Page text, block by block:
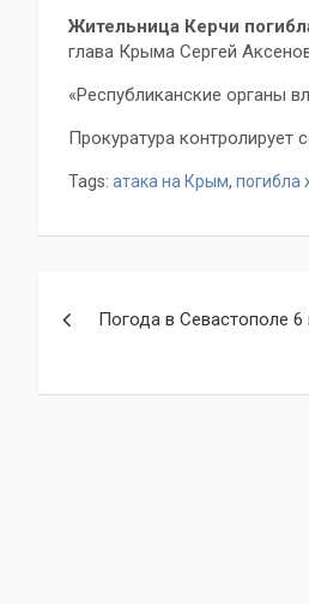
Жительница Керчи
глава Крыма Сергей
«Республиканские органы
Прокуратура контролирует
Tags: атака на Крым,
записям
Погода в Севастополе 6